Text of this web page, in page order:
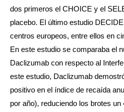
dos primeros el CHOICE y el
placebo. El último estudio
centros europeos, entre ellos en
En este estudio se comparaba el
Daclizumab con respecto al
este estudio, Daclizumab
positivo en el índice de recaída
por año), reduciendo los brotes